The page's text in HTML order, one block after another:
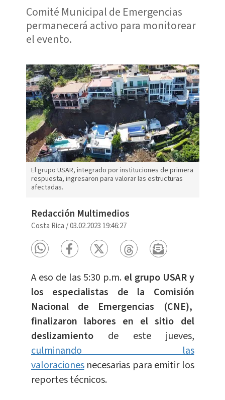
Comité Municipal de Emergencias
permanecerá activo para monitorear
el evento.
El grupo USAR, integrado por instituciones de primera
respuesta, ingresaron para valorar las estructuras
afectadas.
Redacción Multimedios
Costa Rica /03.02.2023 19:46:27
A eso de las 5:30 p.m.el grupo USAR y
los especialistas de la Comisión
Nacional de Emergencias (CNE),
finalizaron labores en el sitio del
deslizamientode este jueves,
culminando las
valoracionesnecesarias para emitir los
reportes técnicos.